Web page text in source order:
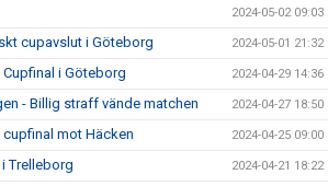
2024-05-02 09:03
cupavslut i Göteborg 2024-05-01 21:32
i Göteborg 2024-04-29 14:36
- Billig straff vände matchen 2024-04-27 18:50
mot Häcken 2024-04-25 09:00
Trelleborg 2024-04-21 18:22